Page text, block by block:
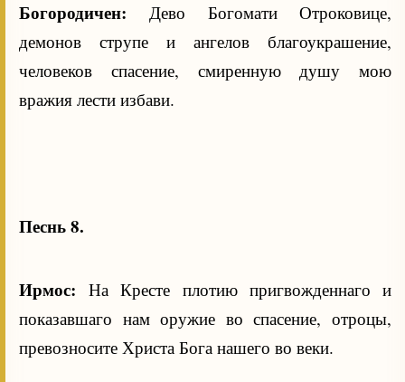
Богородичен:Дево Богомати Отроковице,
демонов струпе и ангелов благоукрашение,
человеков спасение, смиренную душу мою
вражия лести избави.
Песнь 8.
Ирмос:На Кресте плотию пригвожденнаго и
показавшаго нам оружие во спасение, отроцы,
превозносите Христа Бога нашего во веки.